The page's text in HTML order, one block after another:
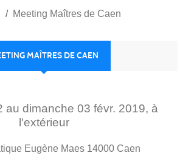
Meeting Maîtres de Caen
MAÎTRES DE CAEN
au dimanche 03 févr. 2019, à
l'extérieur
Eugène Maes 14000 Caen